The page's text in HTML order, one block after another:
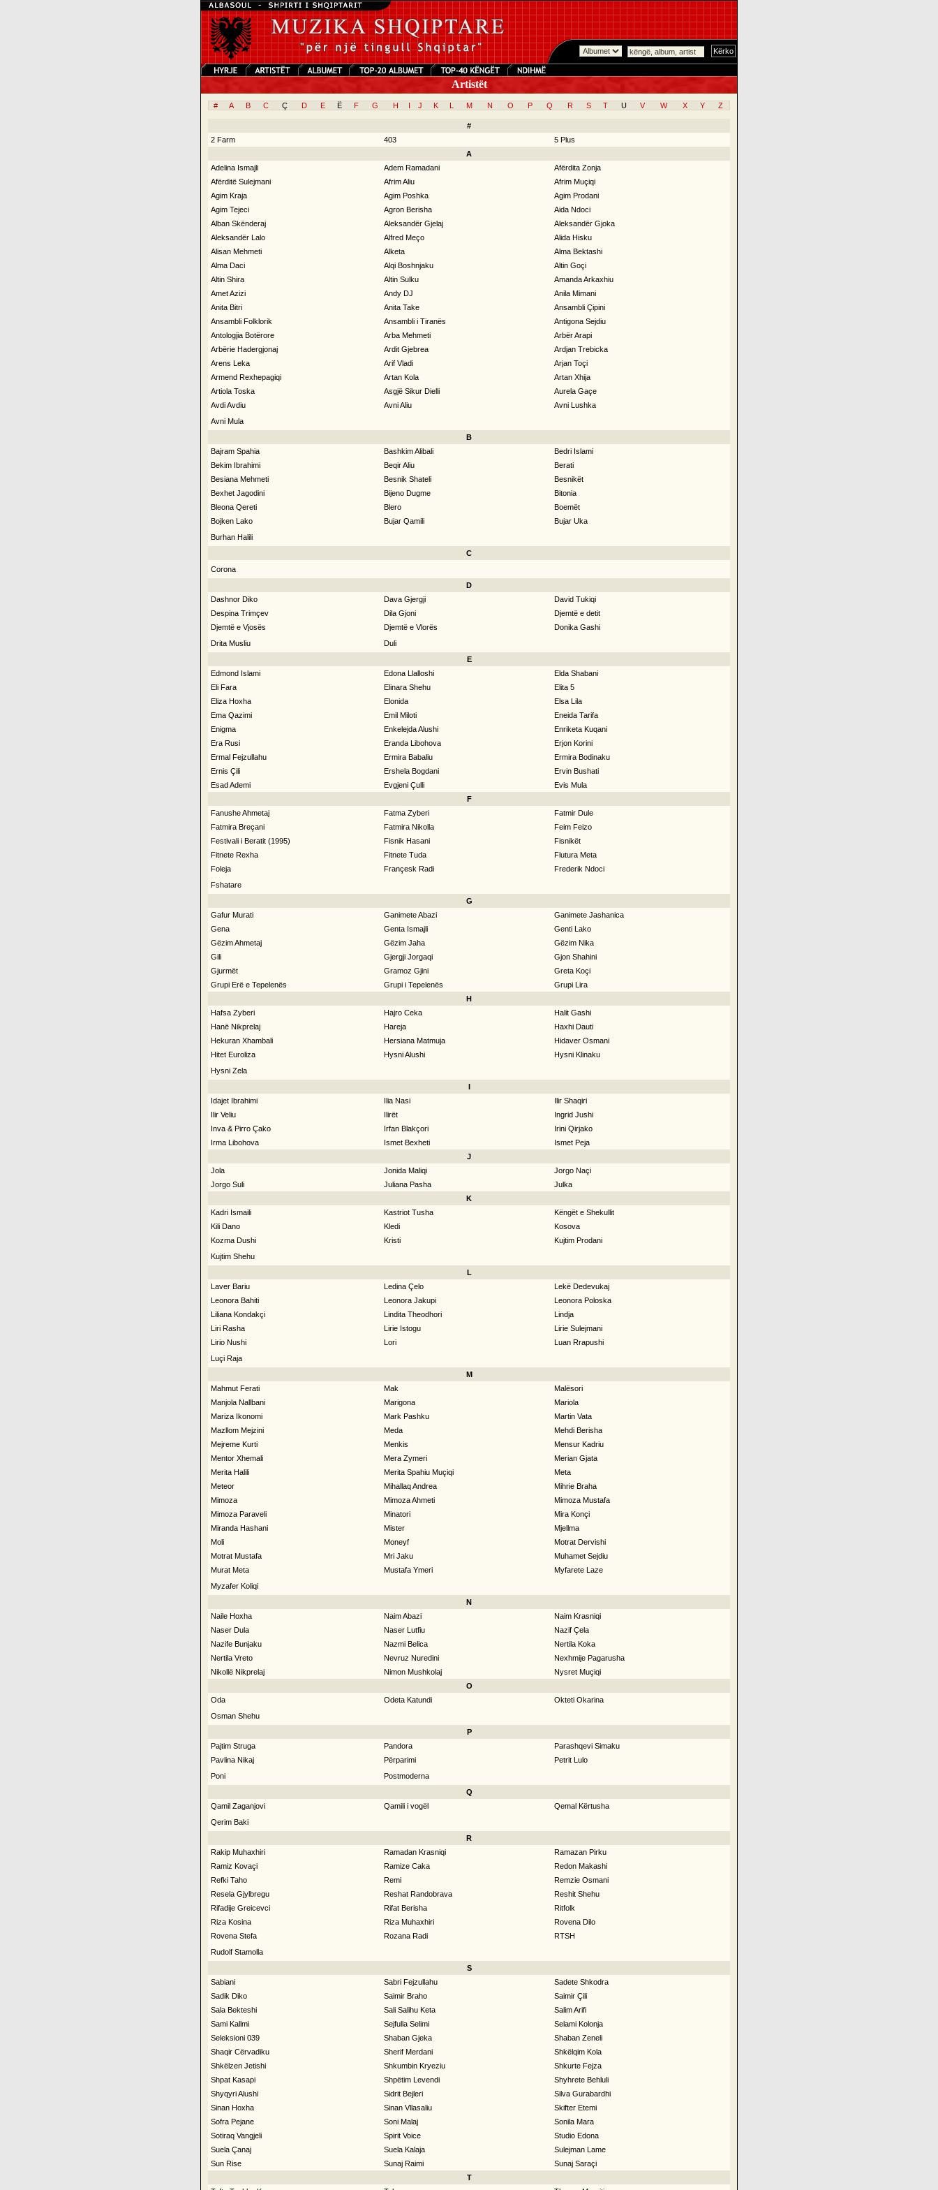
Artistët
# A B C Ç D E Ë F G H I J K L M N O P Q R S T U V W X Y Z
#
2 Farm
403
5 Plus
A
Adelina Ismajli
Adem Ramadani
Afërdita Zonja
Afërditë Sulejmani
Afrim Aliu
Afrim Muçiqi
Agim Kraja
Agim Poshka
Agim Prodani
Agim Tejeci
Agron Berisha
Aida Ndoci
Alban Skënderaj
Aleksandër Gjelaj
Aleksandër Gjoka
Aleksandër Lalo
Alfred Meço
Alida Hisku
Alisan Mehmeti
Alketa
Alma Bektashi
Alma Daci
Alqi Boshnjaku
Altin Goçi
Altin Shira
Altin Sulku
Amanda Arkaxhiu
Amet Azizi
Andy DJ
Anila Mimani
Anita Bitri
Anita Take
Ansambli Çipini
Ansambli Folklorik
Ansambli i Tiranës
Antigona Sejdiu
Antologjia Botërore
Arba Mehmeti
Arbër Arapi
Arbërie Hadergjonaj
Ardit Gjebrea
Ardjan Trebicka
Arens Leka
Arif Vladi
Arjan Toçi
Armend Rexhepagiqi
Artan Kola
Artan Xhija
Artiola Toska
Asgjë Sikur Dielli
Aurela Gaçe
Avdi Avdiu
Avni Aliu
Avni Lushka
Avni Mula
B
Bajram Spahia
Bashkim Alibali
Bedri Islami
Bekim Ibrahimi
Beqir Aliu
Berati
Besiana Mehmeti
Besnik Shateli
Besnikët
Bexhet Jagodini
Bijeno Dugme
Bitonia
Bleona Qereti
Blero
Boemët
Bojken Lako
Bujar Qamili
Bujar Uka
Burhan Halili
C
Corona
D
Dashnor Diko
Dava Gjergji
David Tukiqi
Despina Trimçev
Dila Gjoni
Djemtë e detit
Djemtë e Vjosës
Djemtë e Vlorës
Donika Gashi
Drita Musliu
Duli
E
Edmond Islami
Edona Llalloshi
Elda Shabani
Eli Fara
Elinara Shehu
Elita 5
Eliza Hoxha
Elonida
Elsa Lila
Ema Qazimi
Emil Miloti
Eneida Tarifa
Enigma
Enkelejda Alushi
Enriketa Kuqani
Era Rusi
Eranda Libohova
Erjon Korini
Ermal Fejzullahu
Ermira Babaliu
Ermira Bodinaku
Ernis Çili
Ershela Bogdani
Ervin Bushati
Esad Ademi
Evgjeni Çulli
Evis Mula
F
Fanushe Ahmetaj
Fatma Zyberi
Fatmir Dule
Fatmira Breçani
Fatmira Nikolla
Feim Feizo
Festivali i Beratit (1995)
Fisnik Hasani
Fisnikët
Fitnete Rexha
Fitnete Tuda
Flutura Meta
Foleja
Françesk Radi
Frederik Ndoci
Fshatare
G
Gafur Murati
Ganimete Abazi
Ganimete Jashanica
Gena
Genta Ismajli
Genti Lako
Gëzim Ahmetaj
Gëzim Jaha
Gëzim Nika
Gili
Gjergji Jorgaqi
Gjon Shahini
Gjurmët
Gramoz Gjini
Greta Koçi
Grupi Erë e Tepelenës
Grupi i Tepelenës
Grupi Lira
H
Hafsa Zyberi
Hajro Ceka
Halit Gashi
Hanë Nikprelaj
Hareja
Haxhi Dauti
Hekuran Xhambali
Hersiana Matmuja
Hidaver Osmani
Hitet Euroliza
Hysni Alushi
Hysni Klinaku
Hysni Zela
I
Idajet Ibrahimi
Ilia Nasi
Ilir Shaqiri
Ilir Veliu
Ilirët
Ingrid Jushi
Inva & Pirro Çako
Irfan Blakçori
Irini Qirjako
Irma Libohova
Ismet Bexheti
Ismet Peja
J
Jola
Jonida Maliqi
Jorgo Naçi
Jorgo Suli
Juliana Pasha
Julka
K
Kadri Ismaili
Kastriot Tusha
Këngët e Shekullit
Kili Dano
Kledi
Kosova
Kozma Dushi
Kristi
Kujtim Prodani
Kujtim Shehu
L
Laver Bariu
Ledina Çelo
Lekë Dedevukaj
Leonora Bahiti
Leonora Jakupi
Leonora Poloska
Liliana Kondakçi
Lindita Theodhori
Lindja
Liri Rasha
Lirie Istogu
Lirie Sulejmani
Lirio Nushi
Lori
Luan Rrapushi
Luçi Raja
M
Mahmut Ferati
Mak
Malësori
Manjola Nallbani
Marigona
Mariola
Mariza Ikonomi
Mark Pashku
Martin Vata
Mazllom Mejzini
Meda
Mehdi Berisha
Mejreme Kurti
Menkis
Mensur Kadriu
Mentor Xhemali
Mera Zymeri
Merian Gjata
Merita Halili
Merita Spahiu Muçiqi
Meta
Meteor
Mihallaq Andrea
Mihrie Braha
Mimoza
Mimoza Ahmeti
Mimoza Mustafa
Mimoza Paraveli
Minatori
Mira Konçi
Miranda Hashani
Mister
Mjellma
Moli
Moneyf
Motrat Dervishi
Motrat Mustafa
Mri Jaku
Muhamet Sejdiu
Murat Meta
Mustafa Ymeri
Myfarete Laze
Myzafer Koliqi
N
Naile Hoxha
Naim Abazi
Naim Krasniqi
Naser Dula
Naser Lutfiu
Nazif Çela
Nazife Bunjaku
Nazmi Belica
Nertila Koka
Nertila Vreto
Nevruz Nuredini
Nexhmije Pagarusha
Nikollë Nikprelaj
Nimon Mushkolaj
Nysret Muçiqi
O
Oda
Odeta Katundi
Okteti Okarina
Osman Shehu
P
Pajtim Struga
Pandora
Parashqevi Simaku
Pavlina Nikaj
Përparimi
Petrit Lulo
Poni
Postmoderna
Q
Qamil Zaganjovi
Qamili i vogël
Qemal Kërtusha
Qerim Baki
R
Rakip Muhaxhiri
Ramadan Krasniqi
Ramazan Pirku
Ramiz Kovaçi
Ramize Caka
Redon Makashi
Refki Taho
Remi
Remzie Osmani
Resela Gjylbregu
Reshat Randobrava
Reshit Shehu
Rifadije Greicevci
Rifat Berisha
Ritfolk
Riza Kosina
Riza Muhaxhiri
Rovena Dilo
Rovena Stefa
Rozana Radi
RTSH
Rudolf Stamolla
S
Sabiani
Sabri Fejzullahu
Sadete Shkodra
Sadik Diko
Saimir Braho
Saimir Çili
Sala Bekteshi
Sali Salihu Keta
Salim Arifi
Sami Kallmi
Sejfulla Selimi
Selami Kolonja
Seleksioni 039
Shaban Gjeka
Shaban Zeneli
Shaqir Cërvadiku
Sherif Merdani
Shkëlqim Kola
Shkëlzen Jetishi
Shkumbin Kryeziu
Shkurte Fejza
Shpat Kasapi
Shpëtim Levendi
Shyhrete Behluli
Shyqyri Alushi
Sidrit Bejleri
Silva Gurabardhi
Sinan Hoxha
Sinan Vllasaliu
Skifter Etemi
Sofra Pejane
Soni Malaj
Sonila Mara
Sotiraq Vangjeli
Spirit Voice
Studio Edona
Suela Çanaj
Suela Kalaja
Sulejman Lame
Sun Rise
Sunaj Raimi
Sunaj Saraçi
T